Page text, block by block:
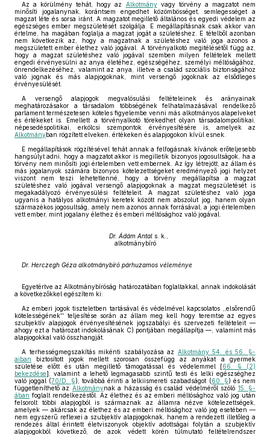
Az a körülmény tehát, hogy az Alkotmányvagy törvény a magzatot nem
minősíti jogalanynak, korántsem engedhet közömbösséget, semlegességet a
magzat léte és sorsa iránt. A magzatot megillető általános és egyedi védelem az
egészséges ember megszületését szolgálja. E megállapításnak csak akkor van
értelme, ha magában foglalja a magzat jogát a születéshez. E tételből azonban
nem következik az, hogy a magzatnak a születéshez való joga azonos a
megszületett ember élethez való jogával. A törvényalkotó megitélésétől függ az,
hogy a magzat születéshez való jogával szemben milyen feltételek mellett
engedi érvényesülni az anya életéhez, egészségéhez, személyi méltóságához,
önrendelkezéséhez, valamint az anya, illetve a család szociális biztonságához
való jognak és más alapjogoknak, mint versengő jogoknak az elsődleges
érvényesülését.
A versengő alapjogok megvalósulási feltételeinek és arányainak
meghatározásakor a társadalom többségének felhatalmazásával rendelkező
parlament természetesen köteles figyelembe venni más alkotmányos alapelveket
és értékeket is. Emellett a törvényalkotó törekedhet olyan társadalompolitikai,
népesedéspolitikai, erkölcsi szempontok érvényesítésére is, amelyek az
Alkotmányban rögzített elveken, értékeken és alapjogokon kívül esnek.
E megállapítások rögzítésével tehát annak a felfogásnak kívánok erőteljesebb
hangsúlyt adni, hogy a magzatot akkor is megilletik bizonyos jogosultságok, ha a
törvény nem minősíti jogi értelemben vett embernek. Az így létrejött, az állam és
más jogalanyok számára bizonyos kötelezettségeket eredményező jogi helyzet
viszont nem teszi lehetetlenné, hogy a törvény megállapítsa a magzat
születéshez való jogával versengő alapjogoknak a magzat megszületését is
megakadályozó érvényesülési feltételeit. A magzat születéshez való joga
ugyanis a hatályos alkotmányi keretek között nem abszolut jog, hanem olyan
származékos jogosultság, amely nem azonos annak forrásával, a jogi értelemben
vett ember, mint jogalany élethez és emberi méltósághoz való jogával.
Dr. Ádám Antal s. k.,
alkotmánybíró
Dr. Herczegh Géza alkotmánybíró párhuzamos véleménye
Egyetértve az Alkotmánybíróság határozatában foglaltakkal, annak indokolását
a következőkkel egészítem ki:
Az emberi jogok tiszteletben tartásával és védelmével kapcsolatos ,,elsőrendű
kötelességének'' teljesítése során az állam meg kell hogy teremtse az egyes
szubjektív alapjogok érvényesítésének jogszabályi és szervezeti feltételeit —
ahogy ezt a határozat indokolásának C) pontjában megállapítja —, valamint más
alapjogokkal való összhangját.
A terhességmegszakítás mikénti szabályozása az Alkotmány 54. és 56. §-
aiban biztosított jogok mellett szorosan összefügg az anyákat a gyermek
születése előtt és után megillető támogatással és védelemmel [66. § (2)
bekezdése], valamint a lehető legmagasabb szintű testi és lelki egészséghez
való joggal (70/D. §), továbbá érinti a lelkiismereti szabadságot (60. §) és nem
függetleníthető az Alkotmánynak a házasság és család védelméről szóló 15. §-
ában foglalt rendelkezéstől. Az élethez és az emberi méltósághoz való jog után
felsorolt többi alapjogból is származnak az államra nézve kötelezettségek,
amelyek — akárcsak az élethez és az emberi méltósághoz való jog esetében —
nem egyszerű reflexei a szubjektív alapjogoknak, hanem a rendezett illetőleg a
rendezés által érintett életviszonyok objektív adottságai folytán a szubjektív
alapjogokból következő, de azok védett körén túlmutató feltételrendszer